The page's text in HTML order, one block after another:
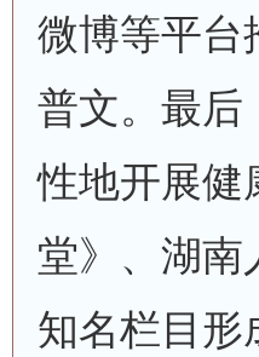
微博等平台
普文。最后
性地开展健
堂》、湖南
知名栏目形